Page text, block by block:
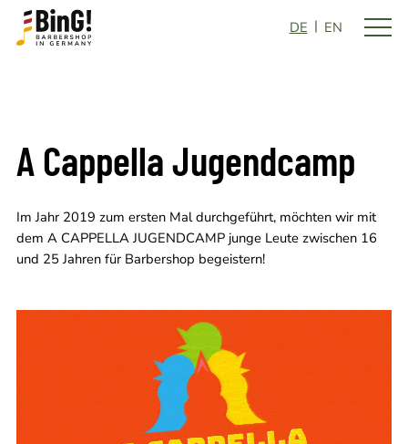
DE EN
A Cappella Jugendcamp
Im Jahr 2019 zum ersten Mal durchgeführt, möchten wir mit
dem A CAPPELLA JUGENDCAMP junge Leute zwischen 16
und 25 Jahren für Barbershop begeistern!